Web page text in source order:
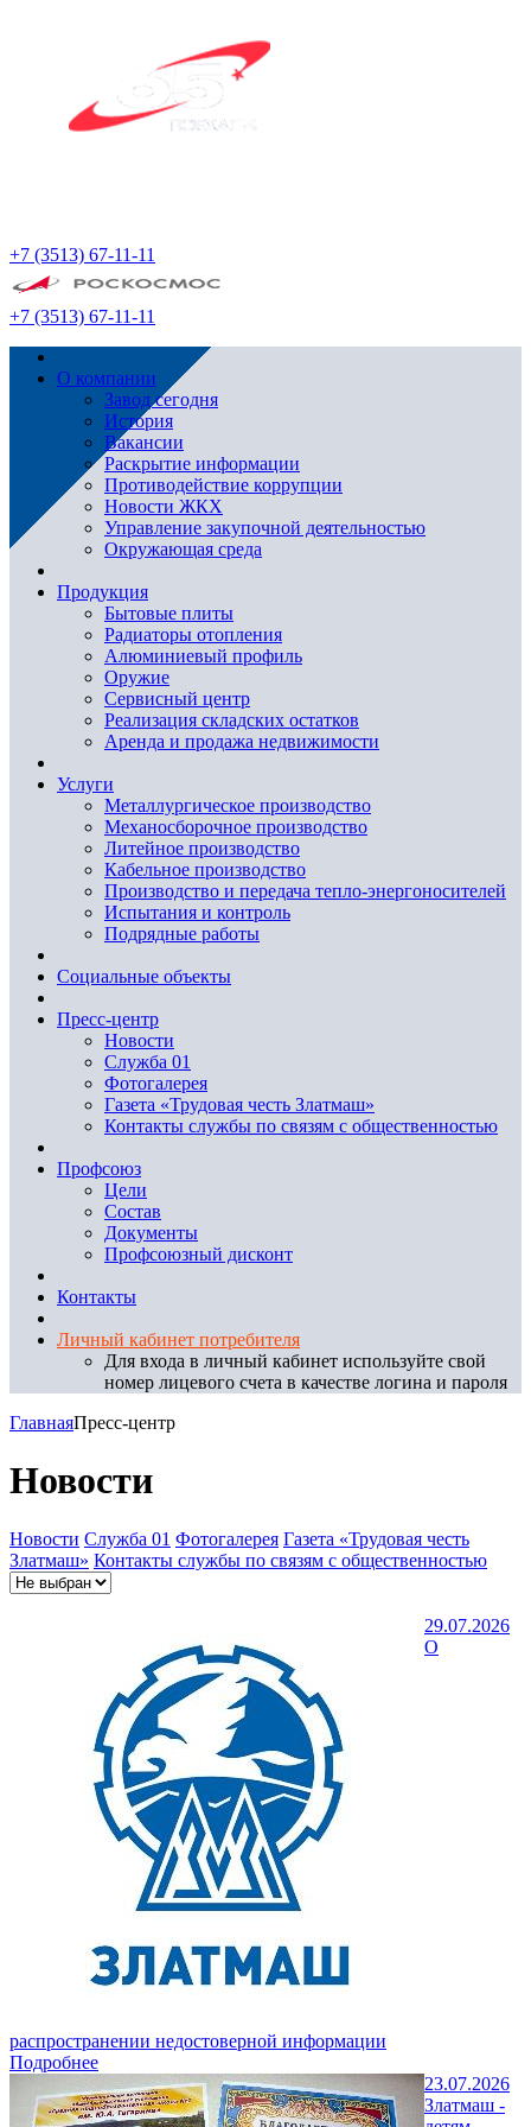
+7 (3513) 67-11-11
+7 (3513) 67-11-11
О компании
Завод сегодня
История
Вакансии
Раскрытие информации
Противодействие коррупции
Новости ЖКХ
Управление закупочной деятельностью
Окружающая среда
Продукция
Бытовые плиты
Радиаторы отопления
Алюминиевый профиль
Оружие
Сервисный центр
Реализация складских остатков
Аренда и продажа недвижимости
Услуги
Металлургическое производство
Механосборочное производство
Литейное производство
Кабельное производство
Производство и передача тепло-энергоносителей
Испытания и контроль
Подрядные работы
Социальные объекты
Пресс-центр
Новости
Служба 01
Фотогалерея
Газета «Трудовая честь Златмаш»
Контакты службы по связям с общественностью
Профсоюз
Цели
Состав
Документы
Профсоюзный дисконт
Контакты
Личный кабинет потребителя
Для входа в личный кабинет используйте свой
номер лицевого счета в качестве логина и пароля
ГлавнаяПресс-центр
Новости
Новости Служба 01 Фотогалерея Газета «Трудовая честь
Златмаш» Контакты службы по связям с общественностью
29.07.2026
О
распространении недостоверной информации
Подробнее
23.07.2026
Златмаш -